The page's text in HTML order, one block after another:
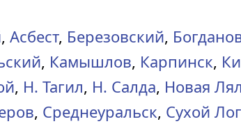
, Асбест, Березовский,
, Камышлов, Карпинск,
, Н. Тагил, Н. Салда, Новая
, Среднеуральск, Сухой Лог